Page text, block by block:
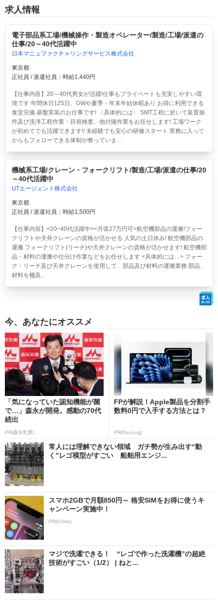
求人情報
電子部品系工場/機械操作・製造オペレーター/製造/工場/派遣の
仕事/20～40代活躍中
日本マニュファクチャリングサービス株式会社
東京都
正社員 / 派遣社員：時給1,440円
【仕事内容】20～40代男女が活躍!仕事もプライベートも充実しやすい環
境です 年間休日125日、GWや夏季・年末年始休暇あり お得に利用できる
食堂完備 基盤実装のお仕事です! 〈具体的には〉 SMT工程に於いて装置操
作及び洗浄工程作業・目視検査、他付随作業をお任せします! 工場ワーク
が初めてでも活躍できます!/ 未経験でも安心の研修スタート 実務に入って
からもフォローできる体制が整っていま...
機械系工場/クレーン・フォークリフト/製造/工場/派遣の仕事/20
～40代活躍中
UTエージェント株式会社
東京都
正社員 / 派遣社員：時給1,500円
【仕事内容】<20~40代活躍中><月収27万円可>航空機部品の運搬!フォー
クリフトや天井クレーンの資格が活かせる 人気の土日休み!航空機部品の
運搬 フォークリフト(リーチ)や天井クレーンの資格が活かせます! 航空機部
品・材料の運搬や仕分け作業などをお任せします <具体的には…> フォー
ク・リーチ及び天井クレーンを使用して、部品及び材料の運搬業務 部品、
材料を棚及...
今、あなたにオススメ
「気になっていた認知機能が菌
で…」森永が開発。感動の70代
続出
PR(森永乳業)
FPが解説！Apple製品を分割手
数料0円で入手する方法とは？
PR(Fav-Log)
常人には理解できない領域 ガチ勢が生み出す“動
く”レゴ模型がすごい 船舶用エンジ...
スマホ2GBで月額850円～ 格安SIMをお得に使うキ
ャンペーン実施中！
PR(IIJmio)
マジで洗濯できる！ “レゴで作った洗濯機”の超絶
技術がすごい（1/2） | ねと...